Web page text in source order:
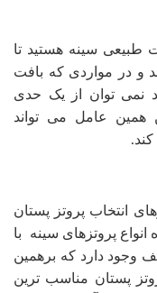
طبیعی سینه هستید تا
و در مواردی که بافت
نمی توان از یک حدی
همین عامل می تواند
انتخاب پروتز پستان
پروتزهای سینه با
وجود دارد که برهمین
پستان مناسب ترین